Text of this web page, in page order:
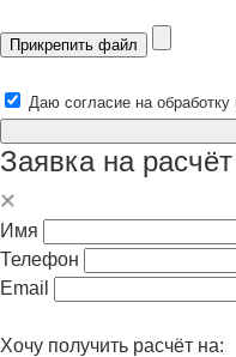
Прикрепить файл
Даю согласие на
Заявка на расчёт
Имя
Телефон
Email
Хочу получить расчёт на: